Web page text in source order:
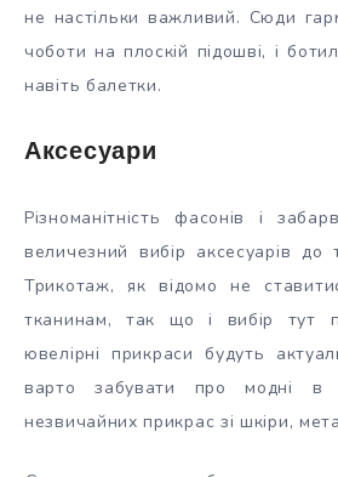
не настільки важливий. Сюди
чоботи на плоскій підошві, і
навіть балетки.
Аксесуари
Різноманітність фасонів і
величезний вибір аксесуарів до
Трикотаж, як відомо не
тканинам, так що і вибір тут
ювелірні прикраси будуть
варто забувати про модні в
незвичайних прикрас зі шкіри,